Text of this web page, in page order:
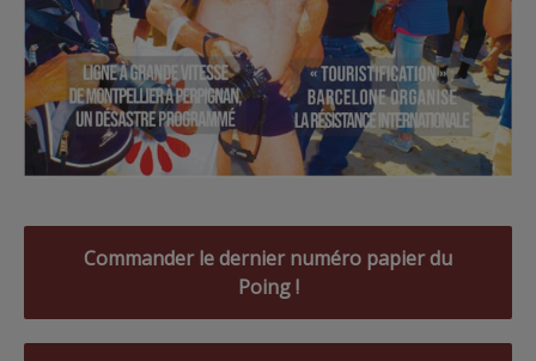
Commander le dernier numéro papier du
Poing !